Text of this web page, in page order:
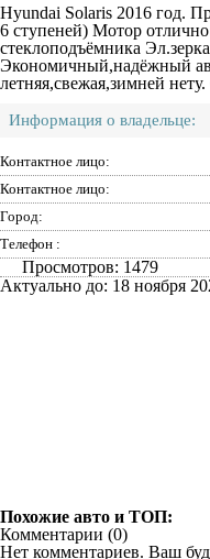
Hyundai Solaris 2016 год.
6 ступеней) Мотор
стеклоподъёмника
Экономичный,надёжный
летняя,свежая,зимней
Информация о владельце:
Контактное лицо:
Контактное лицо:
Город:
Телефон :
Просмотров: 1479
Актуально до: 18 ноября
Похожие авто и ТОП:
Комментарии (0)
Нет комментариев. Ваш